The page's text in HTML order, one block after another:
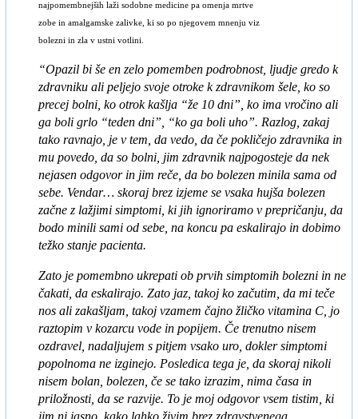
najpomembnejših laži sodobne medicine pa omenja mrtve
zobe in amalgamske zalivke, ki so po njegovem mnenju viz
bolezni in zla v ustni votlini.
“Opazil bi še en zelo pomemben podrobnost, ljudje gredo k
zdravniku ali peljejo svoje otroke k zdravnikom šele, ko so
precej bolni, ko otrok kašlja “že 10 dni”, ko ima vročino ali
ga boli grlo “teden dni”, “ko ga boli uho”. Razlog, zakaj
tako ravnajo, je v tem, da vedo, da če pokličejo zdravnika in
mu povedo, da so bolni, jim zdravnik najpogosteje da nek
nejasen odgovor in jim reče, da bo bolezen minila sama od
sebe. Vendar… skoraj brez izjeme se vsaka hujša bolezen
začne z lažjimi simptomi, ki jih ignoriramo v prepričanju, da
bodo minili sami od sebe, na koncu pa eskalirajo in dobimo
težko stanje pacienta.
Zato je pomembno ukrepati ob prvih simptomih bolezni in ne
čakati, da eskalirajo. Zato jaz, takoj ko začutim, da mi teče
nos ali zakašljam, takoj vzamem čajno žličko vitamina C, jo
raztopim v kozarcu vode in popijem. Če trenutno nisem
ozdravel, nadaljujem s pitjem vsako uro, dokler simptomi
popolnoma ne izginejo. Posledica tega je, da skoraj nikoli
nisem bolan, bolezen, če se tako izrazim, nima časa in
priložnosti, da se razvije. To je moj odgovor vsem tistim, ki